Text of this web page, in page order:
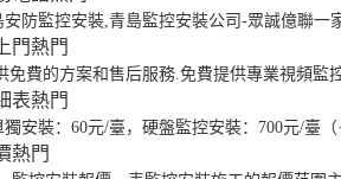
防監控安裝,青島監控安裝公司-眾誠億聯一
門熱門
費的方案和售后服務.免費提供專業視頻監控
表熱門
安裝：60元/臺，硬盤監控安裝：700元/臺（
熱門